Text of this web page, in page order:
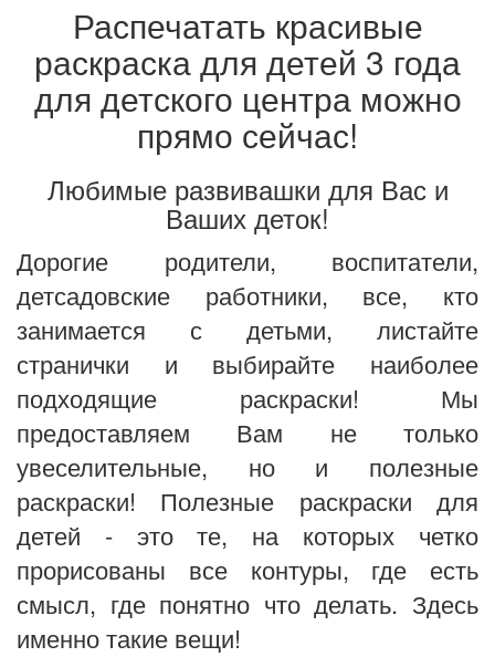
Распечатать красивые
раскраска для детей 3 года
для детского центра можно
прямо сейчас!
Любимые развивашки для Вас и
Ваших деток!
Дорогие родители, воспитатели,
детсадовские работники, все, кто
занимается с детьми, листайте
странички и выбирайте наиболее
подходящие раскраски! Мы
предоставляем Вам не только
увеселительные, но и полезные
раскраски! Полезные раскраски для
детей - это те, на которых четко
прорисованы все контуры, где есть
смысл, где понятно что делать. Здесь
именно такие вещи!